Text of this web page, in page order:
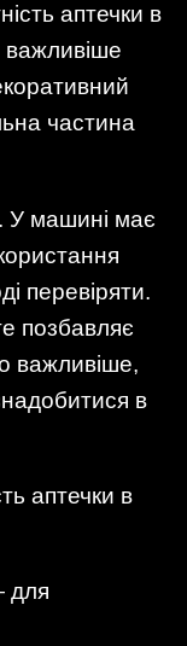
аптечки в
частина
У машині має
перевіряти.
позбавляє
важливіше,
в
аптечки в
для